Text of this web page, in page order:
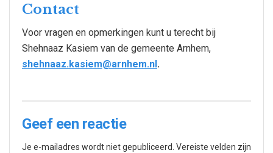
Contact
Voor vragen en opmerkingen kunt u terecht bij
Shehnaaz Kasiem van de gemeente Arnhem,
shehnaaz.kasiem@arnhem.nl .
Geef een reactie
Je e-mailadres wordt niet gepubliceerd. Vereiste velden zijn